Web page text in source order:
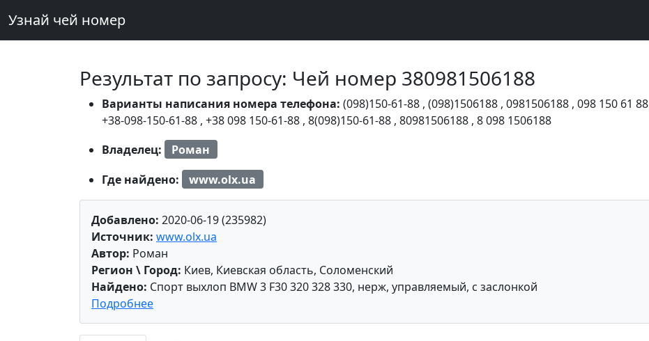
Узнай чей номер
Результат по запросу: Чей номер 380981506188
Варианты написания номера телефона: (098)150-61-88 , (098)1506188 , 0981506188 , 098 150 61 88
+38-098-150-61-88 , +38 098 150-61-88 , 8(098)150-61-88 , 80981506188 , 8 098 1506188
Владелец:
Роман
Где найдено:
www.olx.ua
Добавлено: 2020-06-19 (235982)
Источник: www.olx.ua
Автор: Роман
Регион \ Город: Киев, Киевская область, Соломенский
Найдено: Спорт выхлоп BMW 3 F30 320 328 330, нерж, управляемый, с заслонкой
Подробнее